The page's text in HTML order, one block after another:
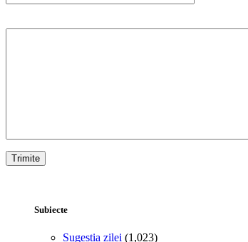
Subiecte
Sugestia zilei (1,023)